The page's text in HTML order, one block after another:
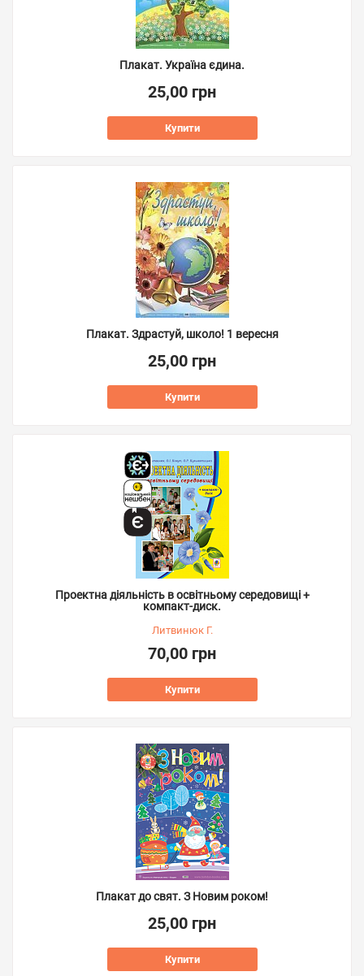
Плакат. Україна єдина.
25,00 грн
Купити
Плакат. Здрастуй, школо! 1 вересня
25,00 грн
Купити
Проектна діяльність в освітньому середовищі +
компакт-диск.
Литвинюк Г.
70,00 грн
Купити
Плакат до свят. З Новим роком!
25,00 грн
Купити